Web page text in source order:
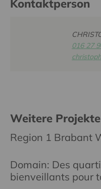
Kontaktperson
016 27
Weitere Projekte
Region 1 Brabant
Domain: Des
bienveillants pour